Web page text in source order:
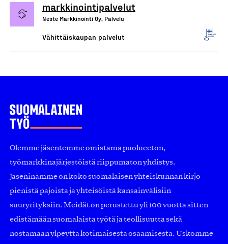
markkinointipalvelut
Neste Markkinointi Oy, Palvelu
Vähittäiskaupan palvelut
Olemme jäsentemme omistama puolueeton,
työmarkkinajärjestöistä riippumaton yhdistys.
Jäseninämme on koko suomalaisen yhteiskunnan kirjo
pienistä pajoista ja yhteisöistä kansainvälisiin
suuryrityksiin. Meidät on perustettu yli 100 vuotta sitten
edistämään suomalaista työtä ja teollisuutta sekä
nostamaan ylpeyttä kotimaisesta osaamisesta. Uskomme